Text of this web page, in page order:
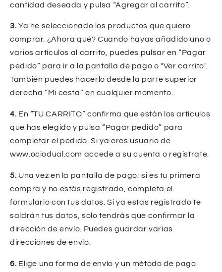
cantidad deseada y pulsa “Agregar al carrito”.
3. Ya he seleccionado los productos que quiero
comprar. ¿Ahora qué? Cuando hayas añadido uno o
varios artículos al carrito, puedes pulsar en “Pagar
pedido” para ir a la pantalla de pago o "Ver carrito".
También puedes hacerlo desde la parte superior
derecha “Mi cesta” en cualquier momento.
4. En “TU CARRITO” confirma que están los artículos
que has elegido y pulsa “Pagar pedido” para
completar el pedido. Si ya eres usuario de
www.ociodual.com accede a su cuenta o regístrate.
5. Una vez en la pantalla de pago; si es tu primera
compra y no estás registrado, completa el
formulario con tus datos. Si ya estas registrado te
saldrán tus datos, solo tendrás que confirmar la
dirección de envío. Puedes guardar varias
direcciones de envío.
6. Elige una forma de envío y un método de pago.